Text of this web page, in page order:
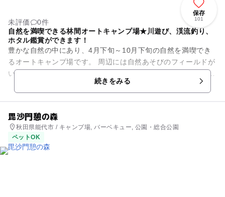
保存
101
未評価
0件
自然を満喫できる林間オートキャンプ場★川遊び、渓流釣り、
ホタル鑑賞ができます！
豊かな自然の中にあり、4月下旬～10月下旬の自然を満喫でき
るオートキャンプ場です。 周辺には自然あそびのフィールドが
いっぱい！ キャンプ場の真下を流れる成瀬川はこどもでも安心
続きをみる
毘沙門憩の森
秋田県能代市 / キャンプ場, バーベキュー, 公園・総合公園
ペットOK